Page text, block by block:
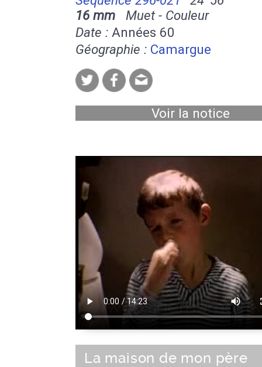
16 mm Muet - Couleur
Date : Années 60
Géographie : Camargue
Voir la notice
La maison de mon père